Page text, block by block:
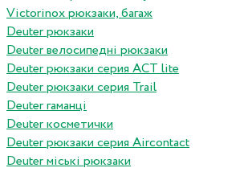
Victorinox рюкзаки, багаж
Deuter рюкзаки
Deuter велосипедні рюкзаки
Deuter рюкзаки серия ACT lite
Deuter рюкзаки серия Trail
Deuter гаманці
Deuter косметички
Deuter рюкзаки серия Aircontact
Deuter міські рюкзаки